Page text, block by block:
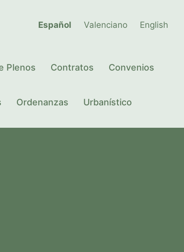
Español Valenciano English
Plenos Contratos Convenios
Ordenanzas Urbanístico